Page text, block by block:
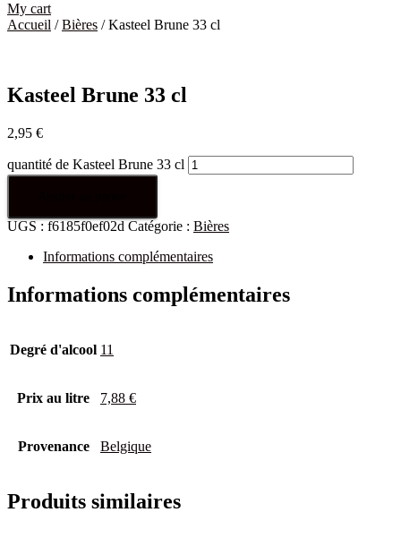
My cart
Accueil /Bières / Kasteel Brune 33 cl
Kasteel Brune 33 cl
2,95 €
quantité de Kasteel Brune 33 cl
UGS : f6185f0ef02d Catégorie : Bières
Informations complémentaires
Informations complémentaires
Degré d'alcool 11
Prix au litre 7,88 €
Provenance Belgique
Produits similaires